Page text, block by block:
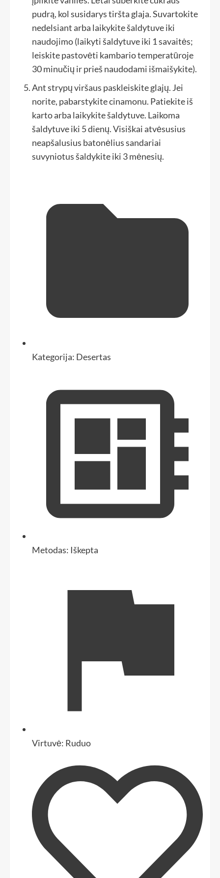
pudrą, kol susidarys tiršta glaja. Suvartokite
nedelsiant arba laikykite šaldytuve iki
naudojimo (laikyti šaldytuve iki 1 savaitės;
leiskite pastovėti kambario temperatūroje
30 minučių ir prieš naudodami išmaišykite).
Ant strypų viršaus paskleiskite glajų. Jei
norite, pabarstykite cinamonu. Patiekite iš
karto arba laikykite šaldytuve. Laikoma
šaldytuve iki 5 dienų. Visiškai atvėsusius
neapšalusius batonėlius sandariai
suvyniotus šaldykite iki 3 mėnesių.
Kategorija: Desertas
Metodas: Iškepta
Virtuvė: Ruduo